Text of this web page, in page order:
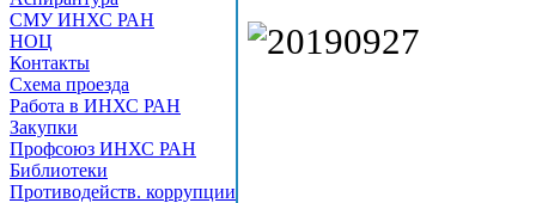
СМУ ИНХС РАН
НОЦ
Контакты
Схема проезда
Работа в ИНХС РАН
Закупки
Профсоюз ИНХС РАН
Библиотеки
Противодейств. коррупции